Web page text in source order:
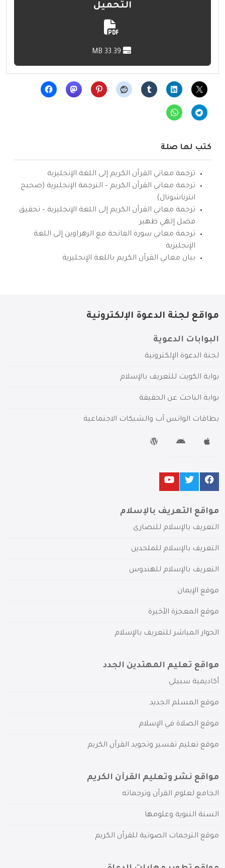
التحميل
كتب لها صلة
ترجمة معاني القرآن الكريم إلى اللغة الإنجليزية
ترجمة معاني القرآن الكريم – الترجمة الإنجليزية (صحيح
انترناشونال)
ترجمة معاني القرآن الكريم إلى اللغة الإنجليزية – تحقيق
فضل إلهي ظهير
ترجمة معاني سورة الفاتحة مع الزهراوين إلى اللغة
الإنجليزية
بيان معاني القرآن الكريم باللغة الإنجليزية
مواقع لجنة الدعوة الإلكترونية
البوابات الدعوية
لجنة الدعوة الإلكترونية
بوابة الكويت للتعريف بالإسلام
بوابة الباحث عن الحقيقة
بطاقات الواتس آب والشبكات الاجتماعية
مواقع التعريف بالإسلام
التعريف بالإسلام للنصارى
التعريف بالإسلام للملحدين
التعريف بالإسلام للهندوس
موقع الإيمان
موقع المعجزة الأخيرة
الحوار المباشر للتعريف بالإسلام
مواقع تعليم المهتدين الجدد
أكاديمية سبيلي
موقع المسلم الجديد
موقع الصلاة في الإسلام
موقع تعليم تفسير وتجويد القرآن الكريم
مواقع نشر وتعليم القرآن الكريم
الجامع لعلوم القرآن وترجماته
السنة النبوية وعلومها
موقع الترجمات الصوتية للقرآن الكريم